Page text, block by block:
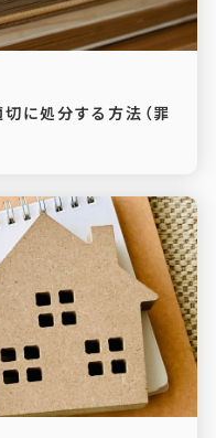
に処分する方法（罪